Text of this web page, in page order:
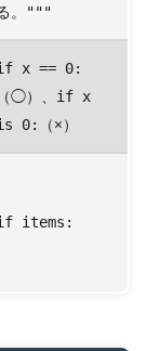
。"""
x == 0:
（◯）、
if x
0:
（×）
items: